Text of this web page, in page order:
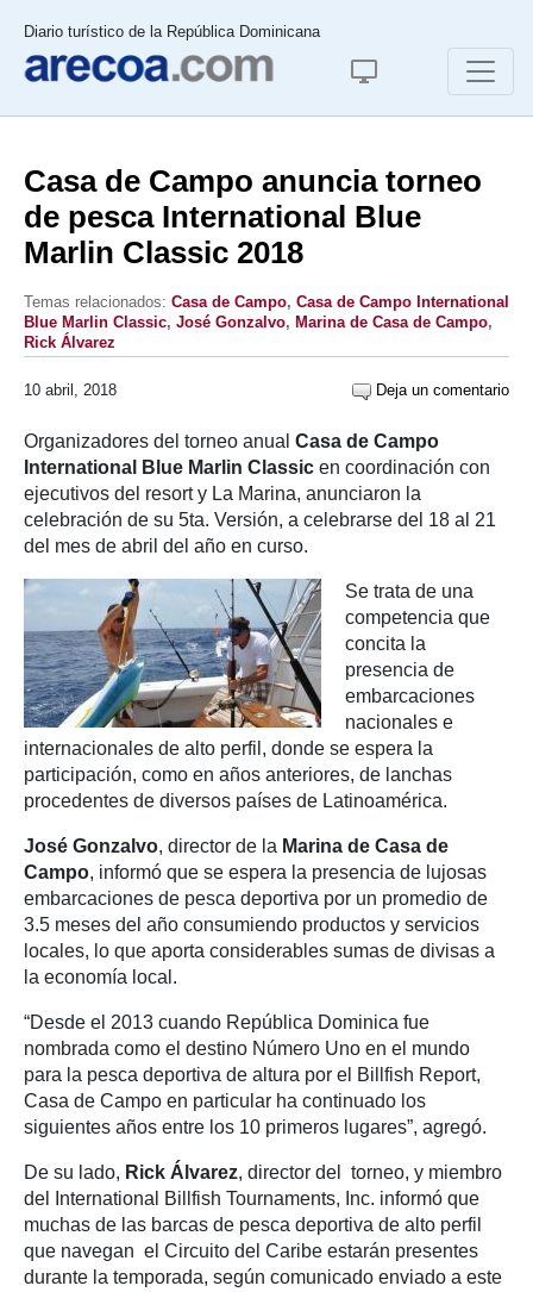
Diario turístico de la República Dominicana
Casa de Campo anuncia torneo
de pesca International Blue
Marlin Classic 2018
Temas relacionados: Casa de Campo, Casa de Campo International
Blue Marlin Classic, José Gonzalvo, Marina de Casa de Campo,
Rick Álvarez
10 abril, 2018 Deja un comentario
Organizadores del torneo anual Casa de Campo
International Blue Marlin Classic en coordinación con
ejecutivos del resort y La Marina, anunciaron la
celebración de su 5ta. Versión, a celebrarse del 18 al 21
del mes de abril del año en curso.
Se trata de una
competencia que
concita la
presencia de
embarcaciones
nacionales e
internacionales de alto perfil, donde se espera la
participación, como en años anteriores, de lanchas
procedentes de diversos países de Latinoamérica.
José Gonzalvo, director de la Marina de Casa de
Campo, informó que se espera la presencia de lujosas
embarcaciones de pesca deportiva por un promedio de
3.5 meses del año consumiendo productos y servicios
locales, lo que aporta considerables sumas de divisas a
la economía local.
“Desde el 2013 cuando República Dominica fue
nombrada como el destino Número Uno en el mundo
para la pesca deportiva de altura por el Billfish Report,
Casa de Campo en particular ha continuado los
siguientes años entre los 10 primeros lugares”, agregó.
De su lado, Rick Álvarez, director del torneo, y miembro
del International Billfish Tournaments, Inc. informó que
muchas de las barcas de pesca deportiva de alto perfil
que navegan el Circuito del Caribe estarán presentes
durante la temporada, según comunicado enviado a este